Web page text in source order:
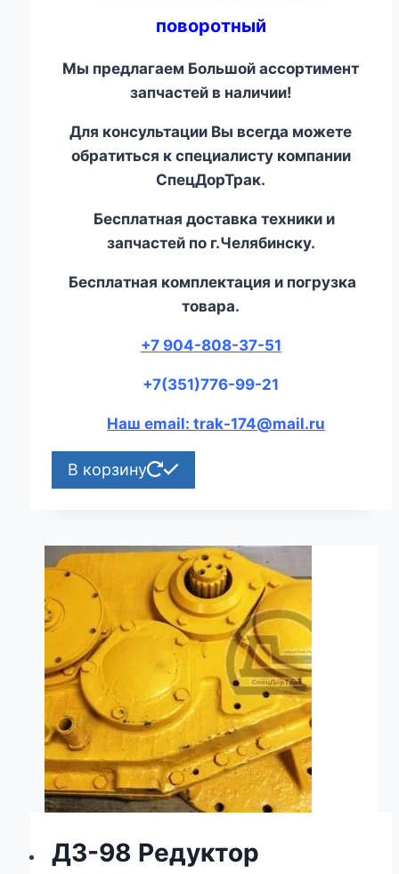
поворотный
Мы предлагаем Большой ассортимент
запчастей в наличии!
Для консультации Вы всегда можете
обратиться к специалисту компании
СпецДорТрак.
Бесплатная доставка техники и
запчастей по г.Челябинску.
Бесплатная комплектация и погрузка
товара.
+7 904-808-37-51
+7(351)776-99-21
Наш email: trak-174@mail.ru
В корзину
ДЗ-98 Редуктор